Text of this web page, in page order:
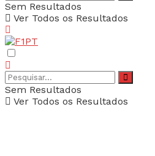
Sem Resultados
Ver Todos os Resultados
Sem Resultados
Ver Todos os Resultados